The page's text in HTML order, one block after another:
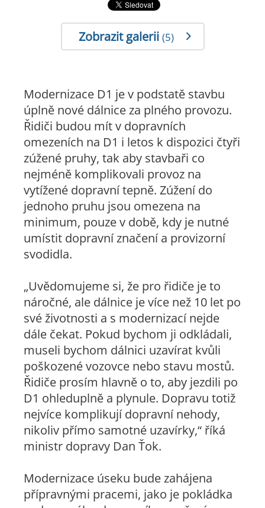
Zobrazit galerii (5)
Modernizace D1 je v podstatě stavbu
úplně nové dálnice za plného provozu.
Řidiči budou mít v dopravních
omezeních na D1 i letos k dispozici čtyři
zúžené pruhy, tak aby stavbaři co
nejméně komplikovali provoz na
vytížené dopravní tepně. Zúžení do
jednoho pruhu jsou omezena na
minimum, pouze v době, kdy je nutné
umístit dopravní značení a provizorní
svodidla.
„Uvědomujeme si, že pro řidiče je to
náročné, ale dálnice je více než 10 let po
své životnosti a s modernizací nejde
dále čekat. Pokud bychom ji odkládali,
museli bychom dálnici uzavírat kvůli
poškozené vozovce nebo stavu mostů.
Řidiče prosím hlavně o to, aby jezdili po
D1 ohleduplně a plynule. Dopravu totiž
nejvíce komplikují dopravní nehody,
nikoliv přímo samotné uzavírky,“ říká
ministr dopravy Dan Ťok.
Modernizace úseku bude zahájena
přípravnými pracemi, jako je pokládka